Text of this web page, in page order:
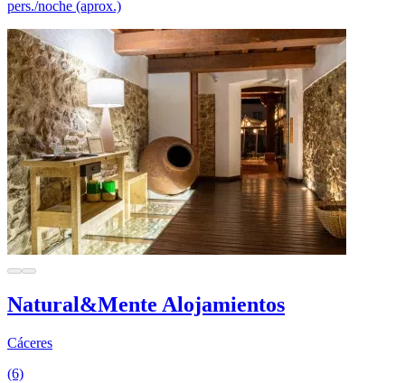
pers./noche (aprox.)
Natural&Mente Alojamientos
Cáceres
(6)